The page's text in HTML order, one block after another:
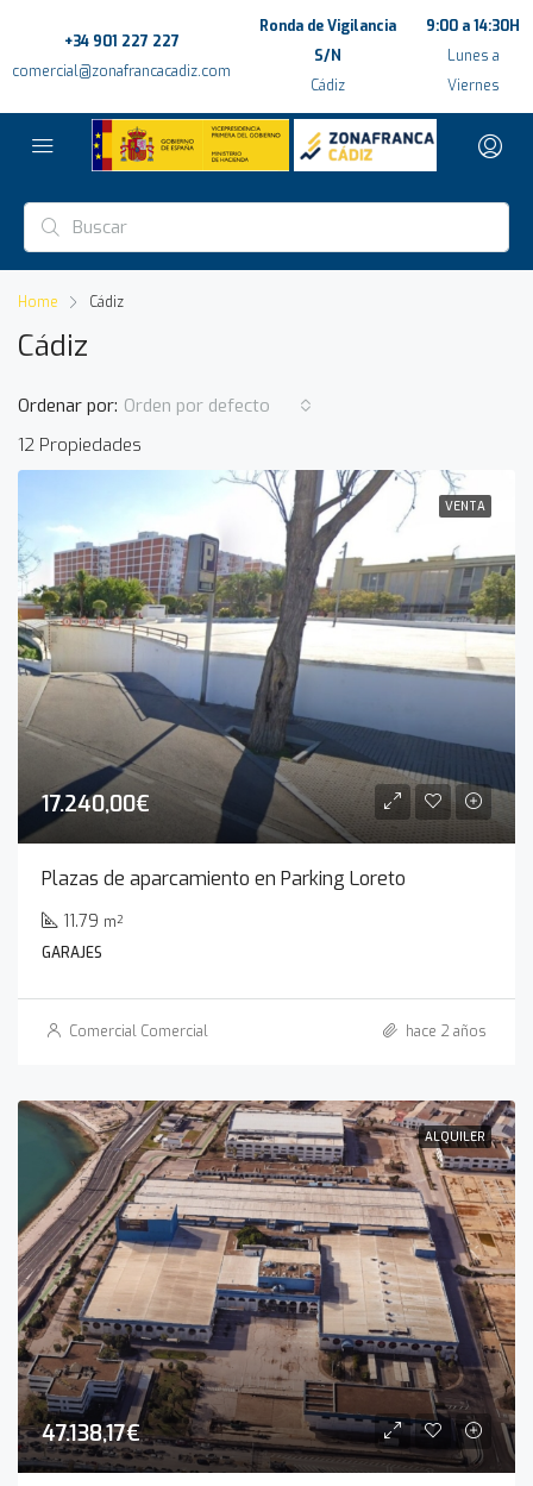
+34 901 227 227
comercial@zonafrancacadiz.com
Ronda de Vigilancia
S/N
Cádiz
9:00 a 14:30H
Lunes a
Viernes
Home Cádiz
Cádiz
12 Propiedades
Ordenar por: Orden por defecto
VENTA
17.240,00€
Plazas de aparcamiento en Parking Loreto
11.79 m²
GARAJES
Comercial Comercial hace 2 años
ALQUILER
47.138,17€